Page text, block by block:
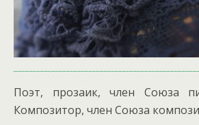
Поэт, прозаик, член Союза
Композитор, член Союза